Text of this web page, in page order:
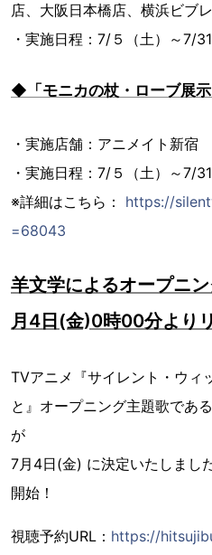
店、大阪日本橋店、横浜ビブ
・実施日程：7/５（土）～7/31
◆「モニカの杖・ローブ展
・実施店舗：アニメイト新宿
・実施日程：7/５（土）～7/31
※詳細はこちら： https://
=68043
羊文学によるオープニ
月4日(金)0時00分より
TVアニメ『サイレント・ウィ
と』オープニング主題歌であ
が
7月4日(金) に決定いたしまし
開始！
視聴予約URL： https://